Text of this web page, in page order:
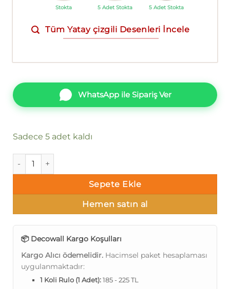
Stokta 5 Adet Stokta 5 Adet Stokta
Tüm Yatay çizgili Desenleri İncele
WhatsApp ile Sipariş Ver
Sadece 5 adet kaldı
Decowall Harmony 206-06 Duvar Kağıdı Siyah Çizgili adet
Sepete Ekle
Hemen satın al
📦 Decowall Kargo Koşulları
Kargo Alıcı ödemelidir. Hacimsel paket hesaplaması
uygulanmaktadır:
1 Koli Rulo (1 Adet):185 - 225 TL